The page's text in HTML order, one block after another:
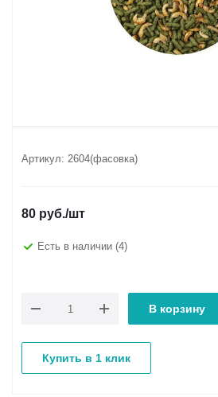
Артикул: 2604(фасовка)
80 руб./шт
Есть в наличии (4)
В корзину
Купить в 1 клик